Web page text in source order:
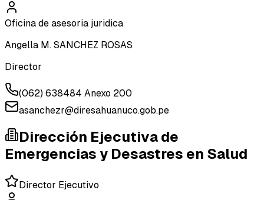
Oficina de asesoria juridica
Angella M. SANCHEZ ROSAS
Director
(062) 638484 Anexo 200
asanchezr@diresahuanuco.gob.pe
Dirección Ejecutiva de
Emergencias y Desastres en Salud
Director Ejecutivo